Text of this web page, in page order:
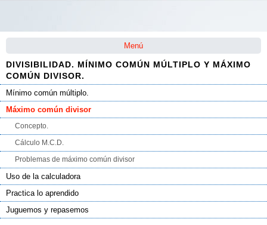
Menú
DIVISIBILIDAD. MÍNIMO COMÚN MÚLTIPLO Y MÁXIMO
COMÚN DIVISOR.
Mínimo común múltiplo.
Máximo común divisor
Concepto.
Cálculo M.C.D.
Problemas de máximo común divisor
Uso de la calculadora
Practica lo aprendido
Juguemos y repasemos